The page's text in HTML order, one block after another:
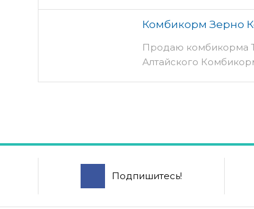
Комбикорм Зерно
Продаю комбикорма
Алтайского
Подпишитесь!